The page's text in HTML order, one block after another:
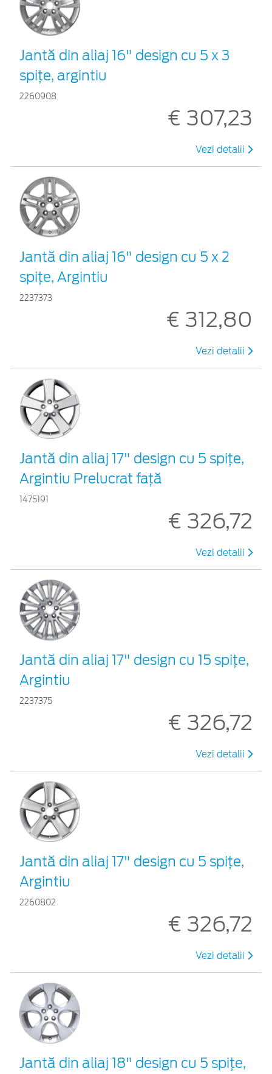
Jantă din aliaj 16" design cu 5 x 3
spiţe, argintiu
2260908
€ 307,23
Vezi detalii
Jantă din aliaj 16" design cu 5 x 2
spiţe, Argintiu
2237373
€ 312,80
Vezi detalii
Jantă din aliaj 17" design cu 5 spiţe,
Argintiu Prelucrat faţă
1475191
€ 326,72
Vezi detalii
Jantă din aliaj 17" design cu 15 spiţe,
Argintiu
2237375
€ 326,72
Vezi detalii
Jantă din aliaj 17" design cu 5 spiţe,
Argintiu
2260802
€ 326,72
Vezi detalii
Jantă din aliaj 18" design cu 5 spiţe,